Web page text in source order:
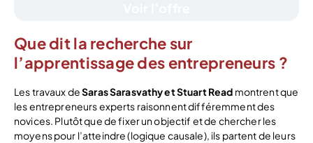
Que dit la recherche sur
l’apprentissage des entrepreneurs ?
Les travaux deSaras Sarasvathy et Stuart Read montrent que
les entrepreneurs experts raisonnent différemment des
novices. Plutôt que de fixer un objectif et de chercher les
moyens pour l’atteindre (logique causale), ils partent de leurs